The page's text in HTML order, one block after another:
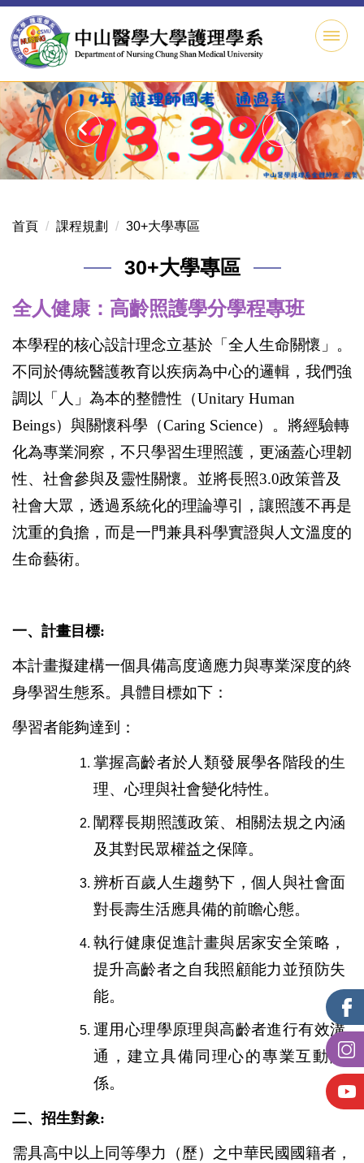
到
主
內
容
區
首頁 課程規劃 30+大學專區
30+大學專區
全人健康：高齡照護學分學程專班
本學程的核心設計理念立基於「全人生命關懷」。
不同於傳統醫護教育以疾病為中心的邏輯，我們強
調以「人」為本的整體性（Unitary Human
Beings）與關懷科學（Caring Science）。將經驗轉
化為專業洞察，不只學習生理照護，更涵蓋心理韌
性、社會參與及靈性關懷。並將長照3.0政策普及
社會大眾，透過系統化的理論導引，讓照護不再是
沈重的負擔，而是一門兼具科學實證與人文溫度的
生命藝術。
一、計畫目標:
本計畫擬建構一個具備高度適應力與專業深度的終
身學習生態系。具體目標如下：
學習者能夠達到：
掌握高齡者於人類發展學各階段的生
理、心理與社會變化特性。
闡釋長期照護政策、相關法規之內涵
及其對民眾權益之保障。
辨析百歲人生趨勢下，個人與社會面
對長壽生活應具備的前瞻心態。
執行健康促進計畫與居家安全策略，
提升高齡者之自我照顧能力並預防失
能。
運用心理學原理與高齡者進行有效溝
通，建立具備同理心的專業互動關
係。
二、招生對象:
需具高中以上同等學力（歷）之中華民國國籍者，